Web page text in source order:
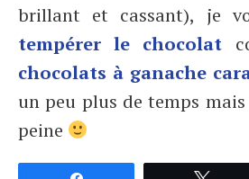
brillant et cassant), je
tempérer le chocolat
chocolats à ganache
un peu plus de temps
peine